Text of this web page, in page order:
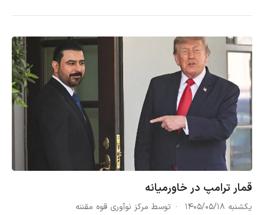
قمار ترامپ در خاورمیانه
یکشنبه ۱۴۰۵/۰۵/۱۸ توسط مرکز نوآوری قوه مقننه